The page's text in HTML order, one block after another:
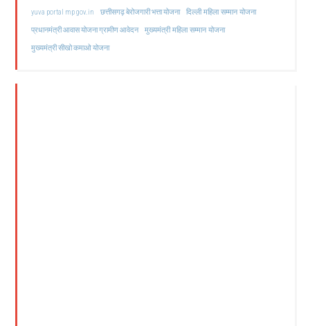
yuva portal mp gov.in
छत्तीसगढ़ बेरोजगारी भत्ता योजना दिल्ली महिला सम्मान योजना
प्रधानमंत्री आवास योजना ग्रामीण आवेदन मुख्यमंत्री महिला सम्मान योजना
मुख्यमंत्री सीखो कमाओ योजना